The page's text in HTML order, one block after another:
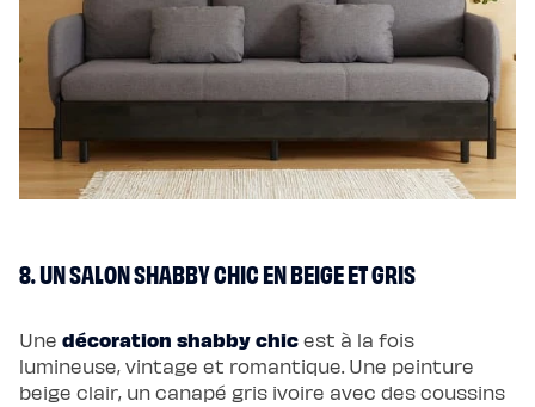
8. UN SALON SHABBY CHIC EN BEIGE ET GRIS
Une décoration shabby chic est à la fois
lumineuse, vintage et romantique. Une peinture
beige clair, un canapé gris ivoire avec des coussins